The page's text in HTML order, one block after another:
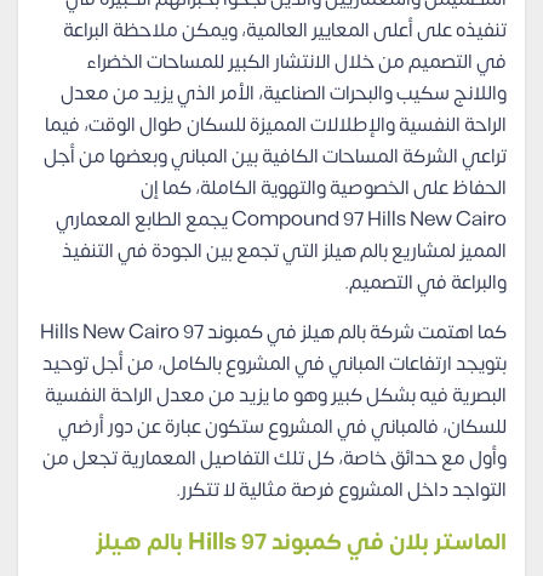
تنفيذه على أعلى المعايير العالمية، ويمكن ملاحظة البراعة
في التصميم من خلال الانتشار الكبير للمساحات الخضراء
واللانج سكيب والبحرات الصناعية، الأمر الذي يزيد من معدل
الراحة النفسية والإطلالات المميزة للسكان طوال الوقت، فيما
تراعي الشركة المساحات الكافية بين المباني وبعضها من أجل
الحفاظ على الخصوصية والتهوية الكاملة، كما إن
Compound 97 Hills New Cairo يجمع الطابع المعماري
المميز لمشاريع بالم هيلز التي تجمع بين الجودة في التنفيذ
والبراعة في التصميم.
كما اهتمت شركة بالم هيلز في كمبوند 97 Hills New Cairo
بتويجد ارتفاعات المباني في المشروع بالكامل، من أجل توحيد
البصرية فيه بشكل كبير وهو ما يزيد من معدل الراحة النفسية
للسكان، فالمباني في المشروع ستكون عبارة عن دور أرضي
وأول مع حدائق خاصة، كل تلك التفاصيل المعمارية تجعل من
التواجد داخل المشروع فرصة مثالية لا تتكرر.
الماستر بلان في كمبوند 97 Hills بالم هيلز